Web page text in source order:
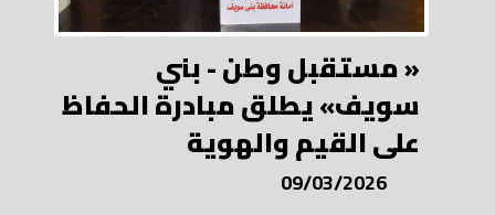
« مستقبل وطن - بني
سويف» يطلق مبادرة الحفاظ
على القيم والهوية
09/03/2026